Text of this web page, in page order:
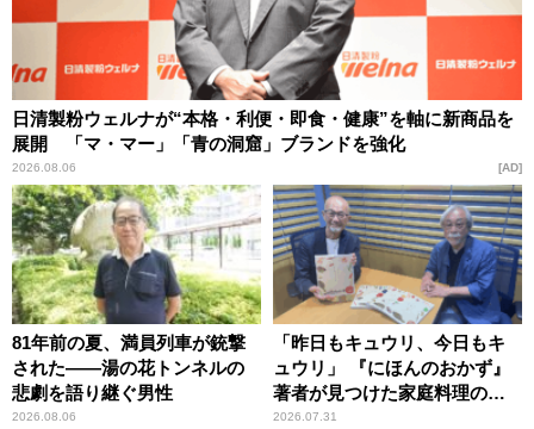
日清製粉ウェルナが“本格・利便・即食・健康”を軸に新商品を
展開 「マ・マー」「青の洞窟」ブランドを強化
2026.08.06 AD
81年前の夏、満員列車が銃撃
された――湯の花トンネルの
悲劇を語り継ぐ男性
2026.08.06
「昨日もキュウリ、今日もキ
ュウリ」 『にほんのおかず』
著者が見つけた家庭料理の知
恵
2026.07.31